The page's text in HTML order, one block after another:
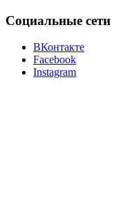
Социальные сети
ВКонтакте
Facebook
Instagram